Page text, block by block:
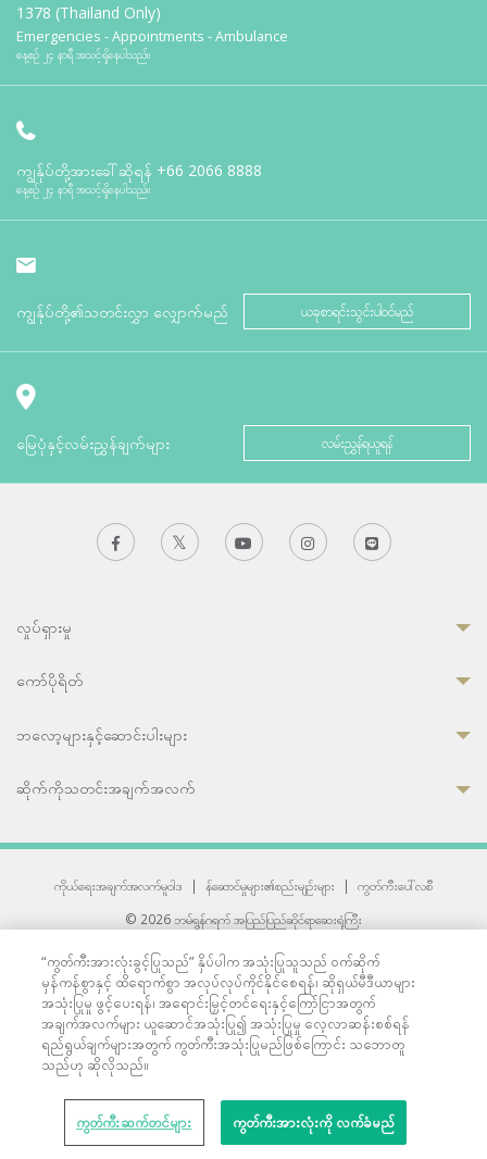
1378 (Thailand Only)
Emergencies - Appointments - Ambulance
နေ့စဉ် ၂၄ နာရီ အသင့်ရှိနေပါသည်။
ကျွန်ုပ်တို့အားခေါ်ဆိုရန် +66 2066 8888
နေ့စဉ် ၂၄ နာရီ အသင့်ရှိနေပါသည်။
ကျွန်ုပ်တို့၏သတင်းလွှာ လျှောက်မည် ယခုစာရင်းသွင်းပါဝင်မည်
မြေပုံနှင့်လမ်းညွှန်ချက်များ လမ်းညွှန်ရယူရန်
လှုပ်ရှားမှု
ကော်ပိုရိတ်
ဘလော့များနှင့်ဆောင်းပါးများ
ဆိုက်ကိုသတင်းအချက်အလက်
ကိုယ်ရေးအချက်အလက်မူဝါဒ | န်ဆောင်မှုများ၏စည်းမျဉ်းများ |
ကွတ်ကီးပေါ်လစီ
© 2026 ဘမ်ရွန်ဂရက် အပြည်ပြည်ဆိုင်ရာဆေးရုံကြီး
33 Sukhumvit 3, Wattana, Bangkok 10110 Thailand.
All rights reserved.
“ကွတ်ကီးအားလုံးခွင့်ပြုသည်” နှိပ်ပါက အသုံးပြုသူသည် ဝက်ဆိုက်
မှန်ကန်စွာနှင့် ထိရောက်စွာ အလုပ်လုပ်ကိုင်နိုင်စေရန်၊ ဆိုရှယ်မီဒီယာများ
အသုံးပြုမှု ဖွင့်ပေးရန်၊ အရောင်းမြှင့်တင်ရေးနှင့်ကြော်ငြာအတွက်
အချက်အလက်များ ယူဆောင်အသုံးပြု၍ အသုံးပြုမှု လေ့လာဆန်းစစ်ရန်
ရည်ရွယ်ချက်များအတွက် ကွတ်ကီးအသုံးပြုမည်ဖြစ်ကြောင်း သဘောတူ
သည်ဟု ဆိုလိုသည်။
ကွတ်ကီးဆက်တင်များ ကွတ်ကီးအားလုံးကို လက်ခံမည်